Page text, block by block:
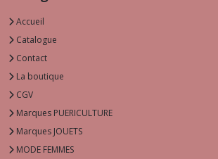
Accueil
Catalogue
Contact
La boutique
CGV
Marques PUERICULTURE
Marques JOUETS
MODE FEMMES